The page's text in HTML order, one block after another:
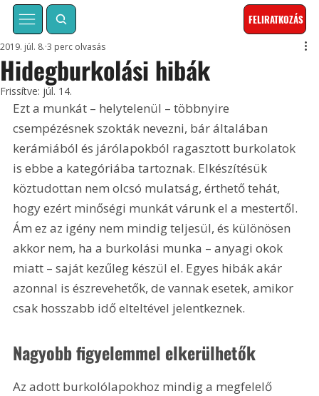
FELIRATKOZÁS
Hidegburkolási hibák
2019. júl. 8. 3 perc olvasás
Frissítve: júl. 14.
Ezt a munkát – helytelenül – többnyire
csempézésnek szokták nevezni, bár általában
kerámiából és járó­lapokból ragasztott burkolatok
is ebbe a kategóriába tartoznak. Elkészítésük
köztudottan nem olcsó mulatság, érthető tehát,
hogy ezért minőségi munkát várunk el a mestertől.
Ám ez az igény nem mindig teljesül, és különösen
akkor nem, ha a burkolási munka – anyagi okok
miatt – saját kezűleg készül el. Egyes hibák akár
azonnal is észrevehetők, de vannak esetek, amikor
csak hosszabb idő elteltével jelentkeznek.
Nagyobb figyelemmel elkerülhetők
Az adott burkolólapokhoz mindig a megfelelő